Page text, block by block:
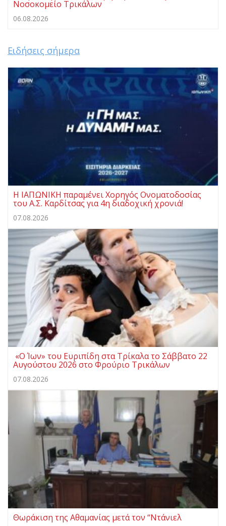
Νοσοκομείο Τρικάλων
06.08.2026
Ειδήσεις σήμερα
Η ΙΑΠΩΝΙΚΗ παραμένει Χορηγός Ονοματοδοσίας
του Α.Σ. Καρδίτσας για 4η διαδοχική χρονιά!
07.08.2026
«Ο Ίων» του Ευριπίδη στα Τρίκαλα το Σάββατο 22
Αυγούστου 2026 στο Φρούριο Τρικάλων
07.08.2026
Θωράκιση της Αθαμανίας μετά τον “Ντάνιελ